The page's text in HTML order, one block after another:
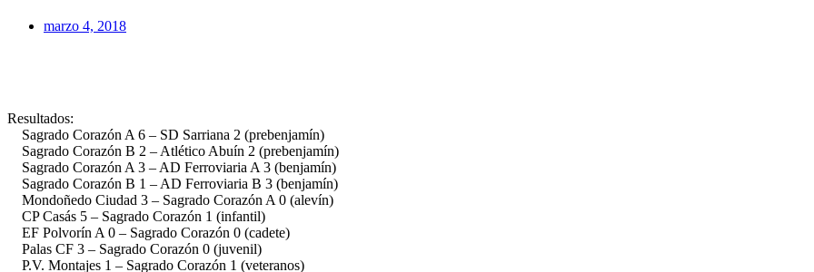
marzo 4, 2018
Resultados:
Sagrado Corazón A 6 – SD Sarriana 2 (prebenjamín)
Sagrado Corazón B 2 – Atlético Abuín 2 (prebenjamín)
Sagrado Corazón A 3 – AD Ferroviaria A 3 (benjamín)
Sagrado Corazón B 1 – AD Ferroviaria B 3 (benjamín)
Mondoñedo Ciudad 3 – Sagrado Corazón A 0 (alevín)
CP Casás 5 – Sagrado Corazón 1 (infantil)
EF Polvorín A 0 – Sagrado Corazón 0 (cadete)
Palas CF 3 – Sagrado Corazón 0 (juvenil)
P.V. Montajes 1 – Sagrado Corazón 1 (veteranos)